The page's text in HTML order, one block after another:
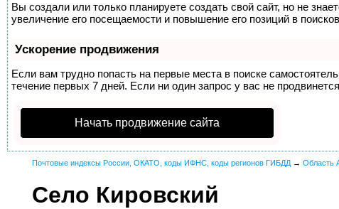
Вы создали или только планируете создать свой сайт, но не
увеличение его посещаемости и повышение его позиций в
Ускорение продвижения
Если вам трудно попасть на первые места в поиске
течение первых 7 дней. Если ни один запрос у вас не
Начать продвижение сайта
Почтовые индексы России, ОКАТО, коды ИФНС, коды регионов ГИБДД → Область
Село Кировский